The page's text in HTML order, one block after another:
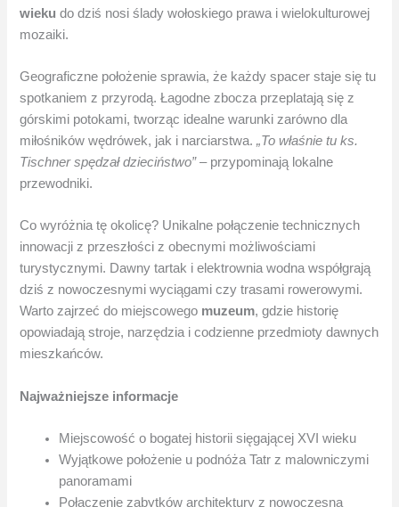
wieku do dziś nosi ślady wołoskiego prawa i wielokulturowej
mozaiki.
Geograficzne położenie sprawia, że każdy spacer staje się tu
spotkaniem z przyrodą. Łagodne zbocza przeplatają się z
górskimi potokami, tworząc idealne warunki zarówno dla
miłośników wędrówek, jak i narciarstwa.„To właśnie tu ks.
Tischner spędzał dzieciństwo”– przypominają lokalne
przewodniki.
Co wyróżnia tę okolicę? Unikalne połączenie technicznych
innowacji z przeszłości z obecnymi możliwościami
turystycznymi. Dawny tartak i elektrownia wodna współgrają
dziś z nowoczesnymi wyciągami czy trasami rowerowymi.
Warto zajrzeć do miejscowego muzeum, gdzie historię
opowiadają stroje, narzędzia i codzienne przedmioty dawnych
mieszkańców.
Najważniejsze informacje
Miejscowość o bogatej historii sięgającej XVI wieku
Wyjątkowe położenie u podnóża Tatr z malowniczymi
panoramami
Połączenie zabytków architektury z nowoczesną